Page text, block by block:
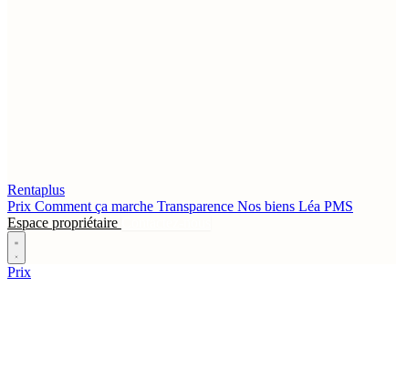
Rentaplus
Prix Comment ça marche Transparence Nos biens Léa PMS
Espace propriétaire
Prix